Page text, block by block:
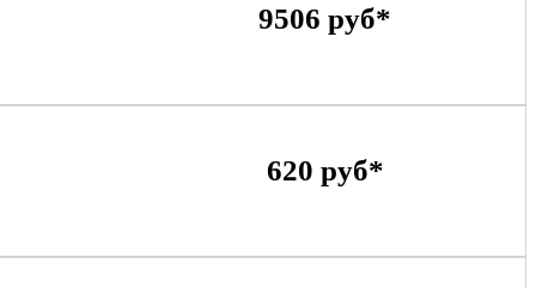
9506 руб*
620 руб*